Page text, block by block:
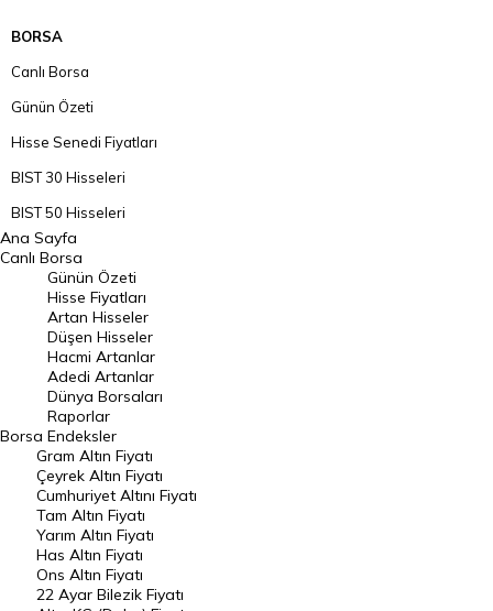
BORSA
Canlı Borsa
Günün Özeti
Hisse Senedi Fiyatları
BIST 30 Hisseleri
BIST 50 Hisseleri
BIST 100 Hisseleri
En Çok Artan Hisseler
En Çok Düşen Hisseler
Hacmi Artanlar
Geçmiş Kapanışlar
Dünya Borsaları
Raporlar
Endeksler
DÖVİZ
Döviz Kuru
Ana Sayfa
Canlı Borsa
Borsa
Günün Özeti
Hisse Fiyatları
Artan Hisseler
Düşen Hisseler
Hacmi Artanlar
Adedi Artanlar
Dünya Borsaları
Raporlar
Endeksler
Gram Altın Fiyatı
Çeyrek Altın Fiyatı
Cumhuriyet Altını Fiyatı
Tam Altın Fiyatı
Yarım Altın Fiyatı
Has Altın Fiyatı
Ons Altın Fiyatı
22 Ayar Bilezik Fiyatı